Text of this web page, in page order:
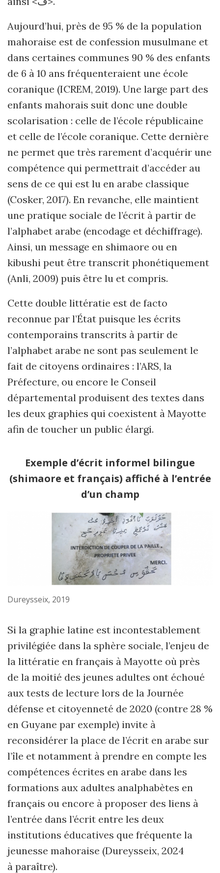
Aujourd’hui, près de 95 % de la population
mahoraise est de confession musulmane et
dans certaines communes 90 % des enfants
de 6 à 10 ans fréquenteraient une école
coranique (ICREM, 2019). Une large part des
enfants mahorais suit donc une double
scolarisation : celle de l’école républicaine
et celle de l’école coranique. Cette dernière
ne permet que très rarement d’acquérir une
compétence qui permettrait d’accéder au
sens de ce qui est lu en arabe classique
(Cosker, 2017). En revanche, elle maintient
une pratique sociale de l’écrit à partir de
l’alphabet arabe (encodage et déchiffrage).
Ainsi, un message en shimaore ou en
kibushi peut être transcrit phonétiquement
(Anli, 2009) puis être lu et compris.
Cette double littératie est de facto
reconnue par l’État puisque les écrits
contemporains transcrits à partir de
l’alphabet arabe ne sont pas seulement le
fait de citoyens ordinaires : l’ARS, la
Préfecture, ou encore le Conseil
départemental produisent des textes dans
les deux graphies qui coexistent à Mayotte
afin de toucher un public élargi.
Exemple d’écrit informel bilingue
(shimaore et français) affiché à l’entrée
d’un champ
Dureysseix, 2019
Si la graphie latine est incontestablement
privilégiée dans la sphère sociale, l’enjeu de
la littératie en français à Mayotte où près
de la moitié des jeunes adultes ont échoué
aux tests de lecture lors de la Journée
défense et citoyenneté de 2020 (contre 28 %
en Guyane par exemple) invite à
reconsidérer la place de l’écrit en arabe sur
l’île et notamment à prendre en compte les
compétences écrites en arabe dans les
formations aux adultes analphabètes en
français ou encore à proposer des liens à
l’entrée dans l’écrit entre les deux
institutions éducatives que fréquente la
jeunesse mahoraise (Dureysseix, 2024
à paraître).